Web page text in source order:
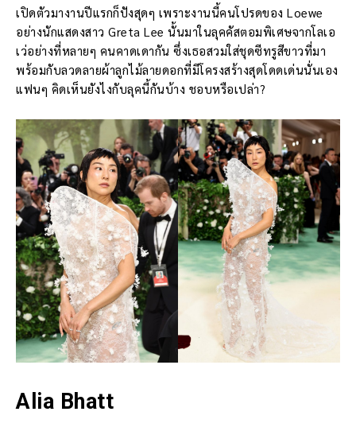
เปิดตัวมางานปีแรกก็ปังสุดๆ เพราะงานนี้คนโปรดของ Loewe
อย่างนักแสดงสาว Greta Lee นั้นมาในลุคคัสตอมพิเศษจากโลเอ
เว่อย่างที่หลายๆ คนคาดเดากัน ซึ่งเธอสวมใส่ชุดซีทรูสีขาวที่มา
พร้อมกับลวดลายผ้าลูกไม้ลายดอกที่มีโครงสร้างสุดโดดเด่นนั่นเอง
แฟนๆ คิดเห็นยังไงกับลุคนี้กันบ้าง ชอบหรือเปล่า?
Alia Bhatt